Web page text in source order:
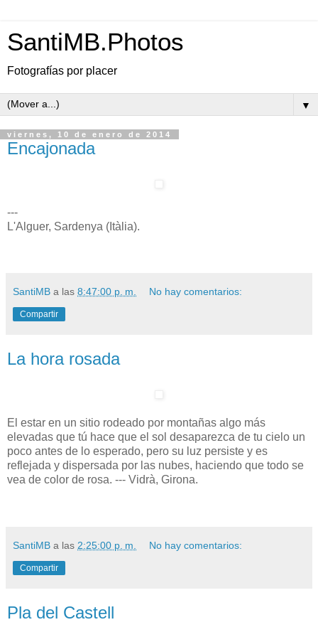
SantiMB.Photos
Fotografías por placer
▼
viernes, 10 de enero de 2014
Encajonada
---
L'Alguer, Sardenya (Itàlia).
SantiMB a las 8:47:00 p. m. No hay comentarios:
Compartir
La hora rosada
El estar en un sitio rodeado por montañas algo más
elevadas que tú hace que el sol desaparezca de tu cielo un
poco antes de lo esperado, pero su luz persiste y es
reflejada y dispersada por las nubes, haciendo que todo se
vea de color de rosa. --- Vidrà, Girona.
SantiMB a las 2:25:00 p. m. No hay comentarios:
Compartir
Pla del Castell